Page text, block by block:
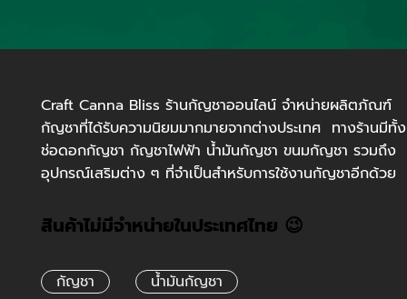
Craft Canna Bliss ร้านกัญชาออนไลน์ จำหน่ายผลิตภัณฑ์
กัญชาที่ได้รับความนิยมมากมายจากต่างประเทศ ทางร้านมีทั้ง
ช่อดอกกัญชา กัญชาไฟฟ้า น้ำมันกัญชา ขนมกัญชา รวมถึง
อุปกรณ์เสริมต่าง ๆ ที่จำเป็นสำหรับการใช้งานกัญชาอีกด้วย
สินค้าไม่มีจำหน่ายในประเทศไทย 😉
กัญชา น้ำมันกัญชา